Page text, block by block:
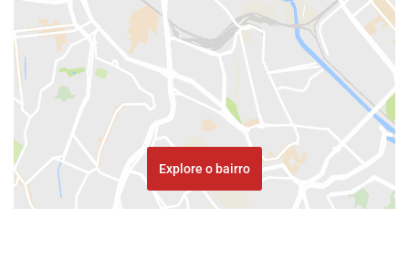
Explore o bairro